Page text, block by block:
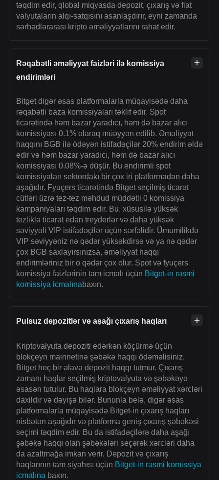
təqdim edir, qlobal miqyasda depozit, çıxarış və fiat
valyutaların alqı-satqısını asanlaşdırır, eyni zamanda
sərhədlərarası kripto əməliyyatlarını rahat edir.
Rəqabətli əməliyyat faizləri ilə komissiya
endirimləri
Bitget digər əsas platformalarla müqayisədə daha
rəqabətli baza komissiyaları təklif edir. Spot
ticarətində həm bazar yaradıcı, həm də bazar alıcı
komissiyası 0.1% olaraq müəyyən edilib. Əməliyyat
haqqını BGB ilə ödəyən istifadəçilər 20% endirim əldə
edir və həm bazar yaradıcı, həm də bazar alıcı
komissiyası 0.08%-ə düşür. Bu endirimli spot
komissiyaları sektordakı bir çox iri platformadan daha
aşağıdır. Fyuçers ticarətində Bitget seçilmiş ticarət
cütləri üzrə tez-tez məhdud müddətli 0 komissiya
kampaniyaları təqdim edir. Bu, xüsusilə yüksək
tezliklə ticarət edən treyderlər və daha yüksək
səviyyəli VIP istifadəçilər üçün sərfəlidir. Ümumilikdə
VIP səviyyəniz nə qədər yüksəkdirsə və ya nə qədər
çox BGB saxlayırsınızsa, əməliyyat haqqı
endirimləriniz bir o qədər çox olur. Spot və fyuçers
komissiya faizlərinin tam icmalı üçün Bitget-in rəsmi
komissiya icmalınabaxın.
Pulsuz depozitlər və aşağı çıxarış haqları
Kriptovalyuta depoziti edərkən köçürmə üçün
blokçeyn mainnetinə şəbəkə haqqı ödəməlisiniz.
Bitget heç bir əlavə depozit haqqı tutmur. Çıxarış
zamanı haqlar seçilmiş kriptovalyuta və şəbəkəyə
əsasən tutulur. Bu haqlara blokçeyn əməliyyat xərcləri
daxildir və dəyişə bilər. Bununla belə, digər əsas
platformalarla müqayisədə Bitget-in çıxarış haqları
nisbətən aşağıdır və platforma geniş çıxarış şəbəkəsi
seçimi təqdim edir. Bu da istifadəçilərə daha aşağı
şəbəkə haqqı olan şəbəkələri seçərək xərcləri daha
da azaltmağa imkan verir. Depozit və çıxarış
haqlarının tam siyahısı üçün Bitget-in rəsmi komissiya
icmalına baxın.